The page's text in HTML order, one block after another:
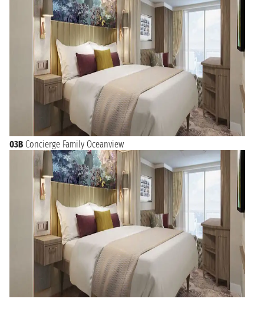
03B Concierge Family Oceanview